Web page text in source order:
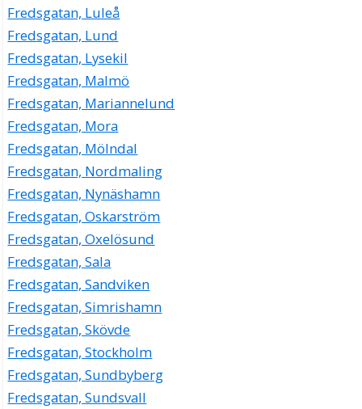
Fredsgatan, Luleå
Fredsgatan, Lund
Fredsgatan, Lysekil
Fredsgatan, Malmö
Fredsgatan, Mariannelund
Fredsgatan, Mora
Fredsgatan, Mölndal
Fredsgatan, Nordmaling
Fredsgatan, Nynäshamn
Fredsgatan, Oskarström
Fredsgatan, Oxelösund
Fredsgatan, Sala
Fredsgatan, Sandviken
Fredsgatan, Simrishamn
Fredsgatan, Skövde
Fredsgatan, Stockholm
Fredsgatan, Sundbyberg
Fredsgatan, Sundsvall